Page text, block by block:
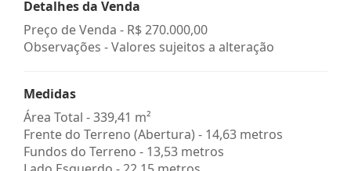
Detalhes da Venda
Preço de Venda - R$ 270.000,00
Observações - Valores sujeitos a alteração
Medidas
Área Total - 339,41 m²
Frente do Terreno (Abertura) - 14,63 metros
Fundos do Terreno - 13,53 metros